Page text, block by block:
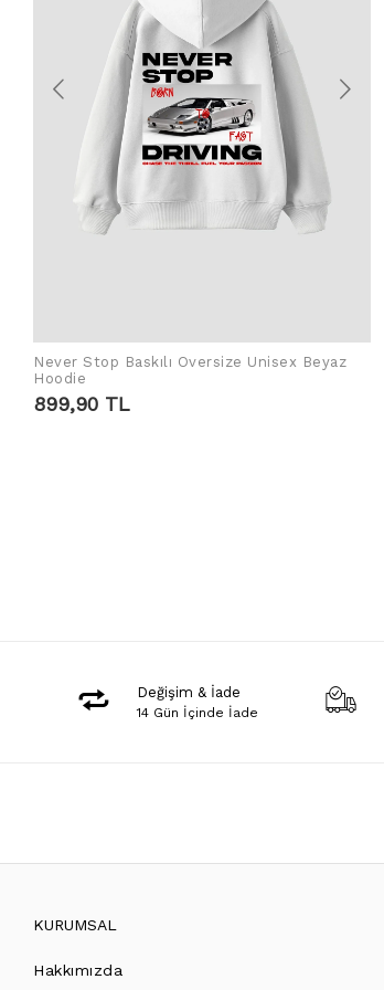
Never Stop Baskılı Oversize Unisex Beyaz
Hoodie
899,90 TL
Değişim & İade
14 Gün İçinde İade
KURUMSAL
Hakkımızda